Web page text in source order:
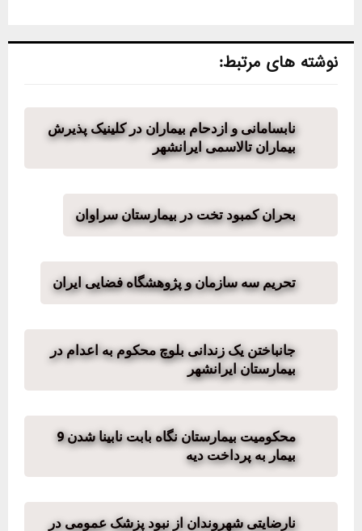
نوشته های مرتبط:
نابسامانی و ازدحام بیماران در کلینیک پذیرش
بیماران تالاسمی ایرانشهر
بحران کمبود تخت در بیمارستان سراوان
تحریم سه سازمان و پژوهشگاه فضایی ایران
جانباختن یک زندانی بلوچ محکوم به اعدام در
بیمارستان ایرانشهر
محکومیت بیمارستان نگاه بابت نابینا شدن 9
بیمار به پرداخت دیه
نارضایتی شهروندان از نبود پزشک عمومی در